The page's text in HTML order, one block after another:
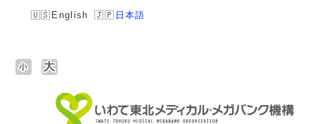
English 日本語